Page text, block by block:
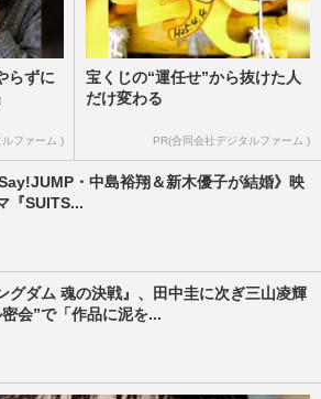
らずに
ファーム )
宝くじの“運任せ”から抜けた人
だけ変わる
PR(合同会社デジタルファーム )
・中島裕翔＆新木優子が結婚》映
『SUITS...
グダム 魂の決戦』、田中圭に次ぎ三山凌輝
会”で「作品に泥を...